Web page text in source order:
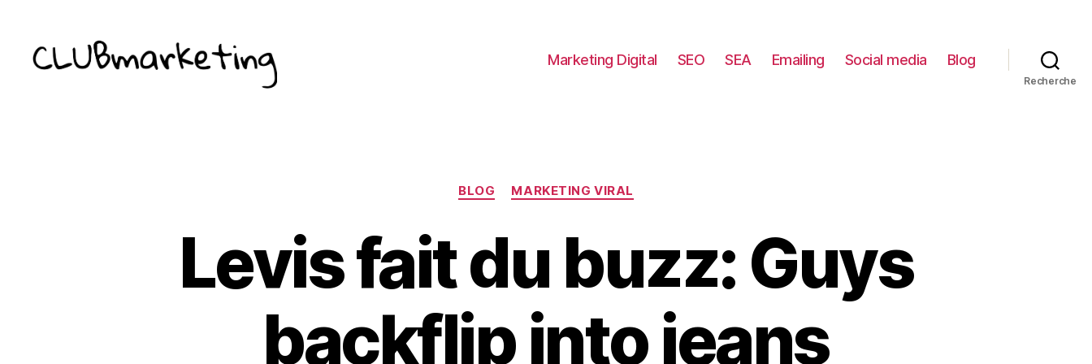
Marketing Digital SEO SEA Emailing Social media Blog
Recherche
Catégories
BLOG MARKETING VIRAL
Levis fait du buzz: Guys
backflip into jeans